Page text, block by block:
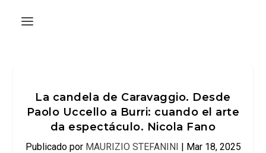
La candela de Caravaggio. Desde
Paolo Uccello a Burri: cuando el arte
da espectáculo. Nicola Fano
Publicado por MAURIZIO STEFANINI | Mar 18, 2025